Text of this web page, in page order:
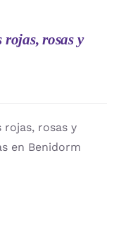
rojas, rosas y
rojas, rosas y
en Benidorm